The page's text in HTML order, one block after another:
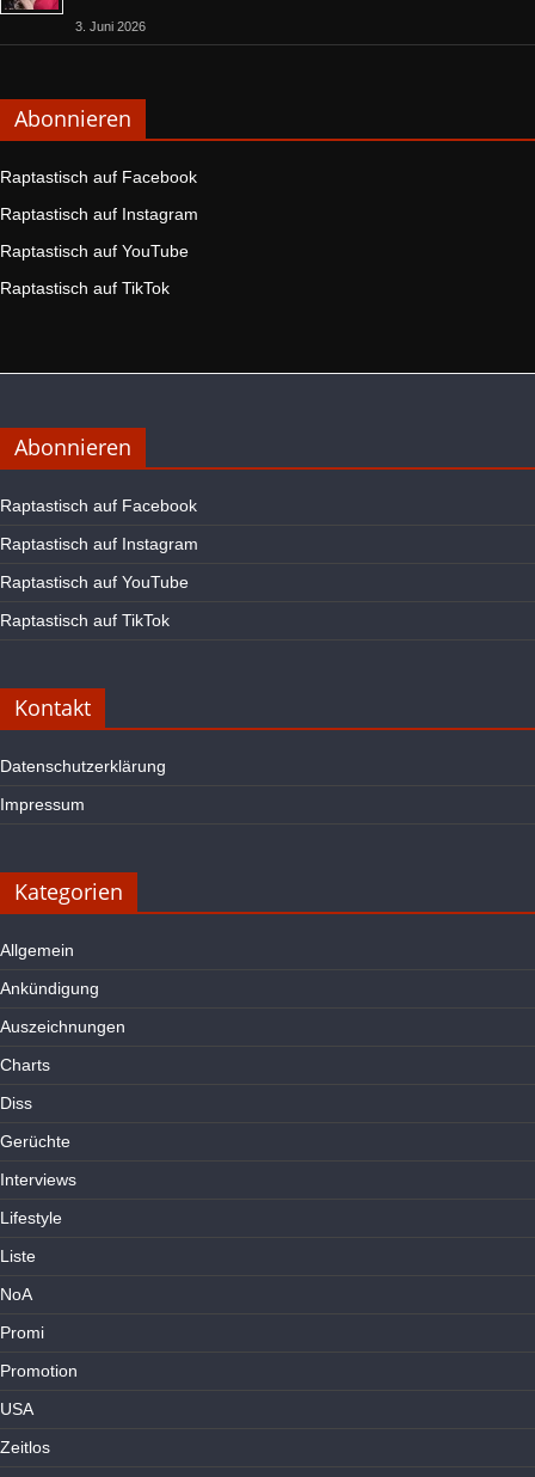
3. Juni 2026
Abonnieren
Raptastisch auf Facebook
Raptastisch auf Instagram
Raptastisch auf YouTube
Raptastisch auf TikTok
Abonnieren
Raptastisch auf Facebook
Raptastisch auf Instagram
Raptastisch auf YouTube
Raptastisch auf TikTok
Kontakt
Datenschutzerklärung
Impressum
Kategorien
Allgemein
Ankündigung
Auszeichnungen
Charts
Diss
Gerüchte
Interviews
Lifestyle
Liste
NoA
Promi
Promotion
USA
Zeitlos